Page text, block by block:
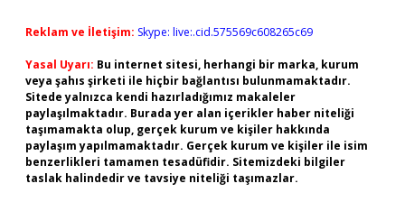
Reklam ve İletişim: Skype: live:.cid.575569c608265c69
Yasal Uyarı: Bu internet sitesi, herhangi bir marka, kurum
veya şahıs şirketi ile hiçbir bağlantısı bulunmamaktadır.
Sitede yalnızca kendi hazırladığımız makaleler
paylaşılmaktadır. Burada yer alan içerikler haber niteliği
taşımamakta olup, gerçek kurum ve kişiler hakkında
paylaşım yapılmamaktadır. Gerçek kurum ve kişiler ile isim
benzerlikleri tamamen tesadüfidir. Sitemizdeki bilgiler
taslak halindedir ve tavsiye niteliği taşımazlar.